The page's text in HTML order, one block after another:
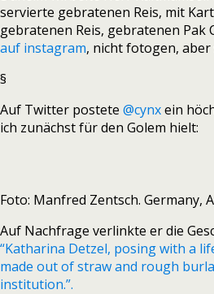
servierte gebratenen Reis, mit
gebratenen Reis, gebratenen Pak
auf instagram, nicht fotogen, aber
§
Auf Twitter postete @cynxein
ich zunächst für den Golem hielt:
Foto: Manfred Zentsch. Germany,
Auf Nachfrage verlinkte er die
“Katharina Detzel, posing with a
made out of straw and rough
institution.”.